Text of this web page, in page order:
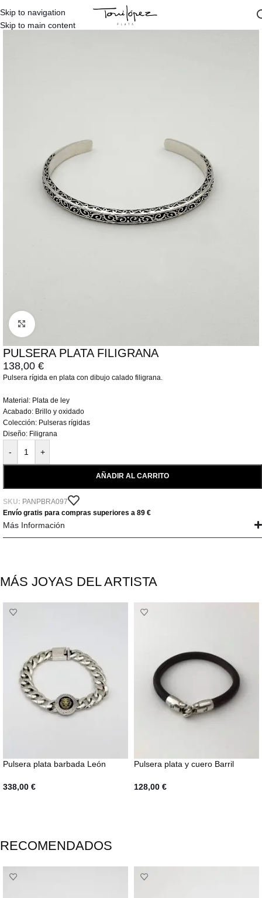
Skip to navigation
Skip to main content
Inicio Pulseras Tienda
Click to enlarge
PULSERA PLATA FILIGRANA
138,00 €
Pulsera rígida en plata con dibujo calado filigrana.
Material: Plata de ley
Acabado: Brillo y oxidado
Colección: Pulseras rígidas
Diseño: Filigrana
- +
AÑADIR AL CARRITO
SKU: PANPBRA097
Envío gratis para compras superiores a 89 €
Más Información
MÁS JOYAS DEL ARTISTA
Pulsera plata barbada León
338,00 €
Pulsera plata y cuero Barril
128,00 €
RECOMENDADOS